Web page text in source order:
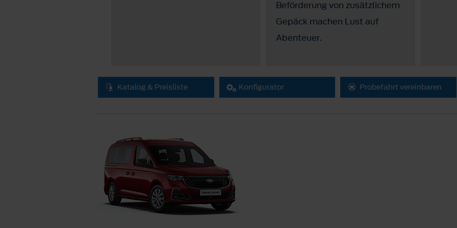
Beförderung von zusätzlichem
Gepäck machen Lust auf
Abenteuer.
Katalog & Preisliste Konfigurator Probefahrt vereinbaren